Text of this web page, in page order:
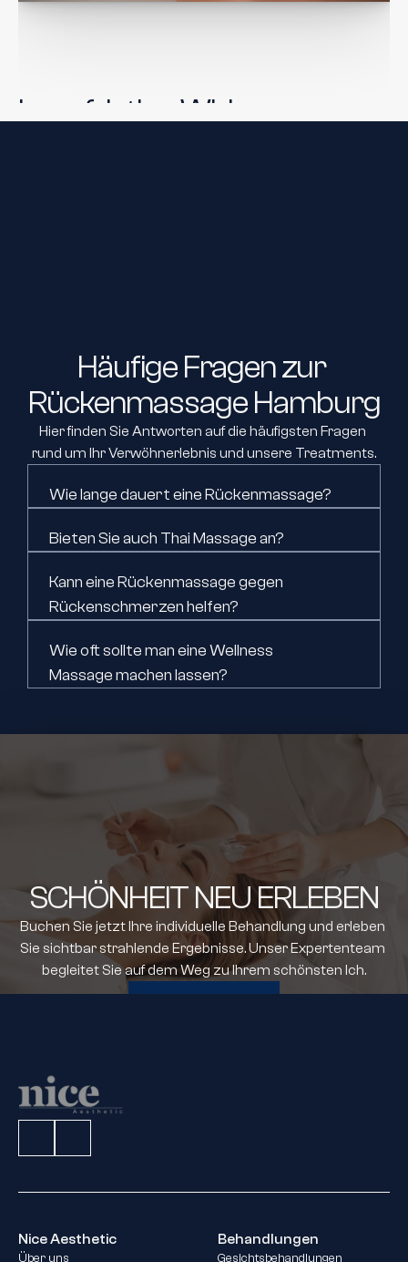
Langfristige Wirkung
Häufige Fragen zur
Rückenmassage Hamburg
Hier finden Sie Antworten auf die häufigsten Fragen
rund um Ihr Verwöhnerlebnis und unsere Treatments.
Wie lange dauert eine Rückenmassage?
Bieten Sie auch Thai Massage an?
Kann eine Rückenmassage gegen
Rückenschmerzen helfen?
Wie oft sollte man eine Wellness
Massage machen lassen?
SCHÖNHEIT NEU ERLEBEN
Buchen Sie jetzt Ihre individuelle Behandlung und erleben
Sie sichtbar strahlende Ergebnisse. Unser Expertenteam
begleitet Sie auf dem Weg zu Ihrem schönsten Ich.
Nice Aesthetic
Über uns
Behandlungen
Gesichtsbehandlungen